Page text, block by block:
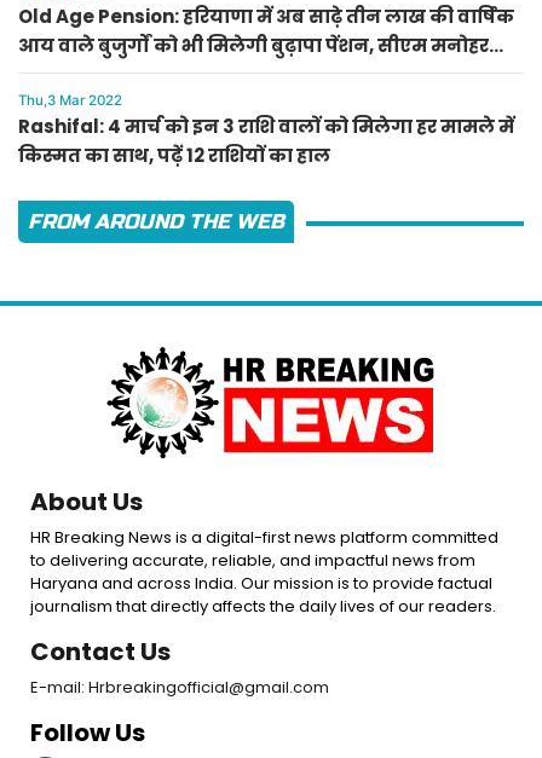
Old Age Pension: हरियाणा में अब साढ़े तीन लाख की वार्षिक
आय वाले बुजुर्गों को भी मिलेगी बुढ़ापा पेंशन, सीएम मनोहर
लाल का ऐलान
Thu,3 Mar 2022
Rashifal: 4 मार्च को इन 3 राशि वालों को मिलेगा हर मामले में
किस्मत का साथ, पढ़ें 12 राशियों का हाल
FROM AROUND THE WEB
About Us
HR Breaking News is a digital-first news platform committed
to delivering accurate, reliable, and impactful news from
Haryana and across India. Our mission is to provide factual
journalism that directly affects the daily lives of our readers.
Contact Us
E-mail: Hrbreakingofficial@gmail.com
Follow Us